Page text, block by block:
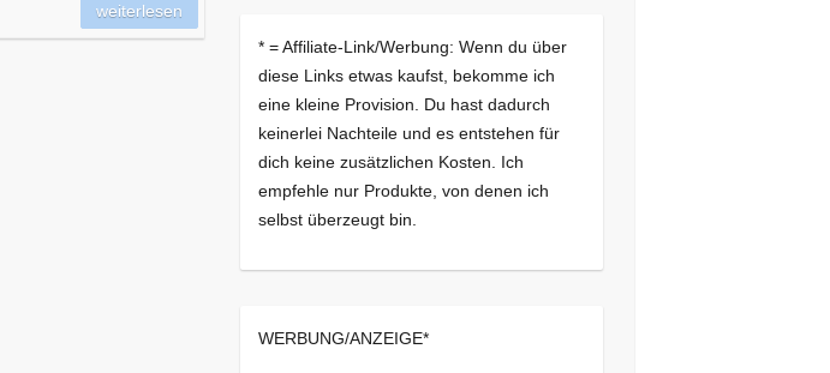
weiterlesen
* = Affiliate-Link/Werbung: Wenn du über
diese Links etwas kaufst, bekomme ich
eine kleine Provision. Du hast dadurch
keinerlei Nachteile und es entstehen für
dich keine zusätzlichen Kosten. Ich
empfehle nur Produkte, von denen ich
selbst überzeugt bin.
WERBUNG/ANZEIGE*